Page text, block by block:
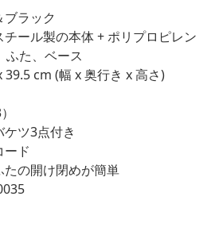
ラック
ール製の本体 + ポリプロピレン
ふた、ベース
39.5 cm (幅 x 奥行き x 高さ)
ツ3点付き
ード
の開け閉めが簡単